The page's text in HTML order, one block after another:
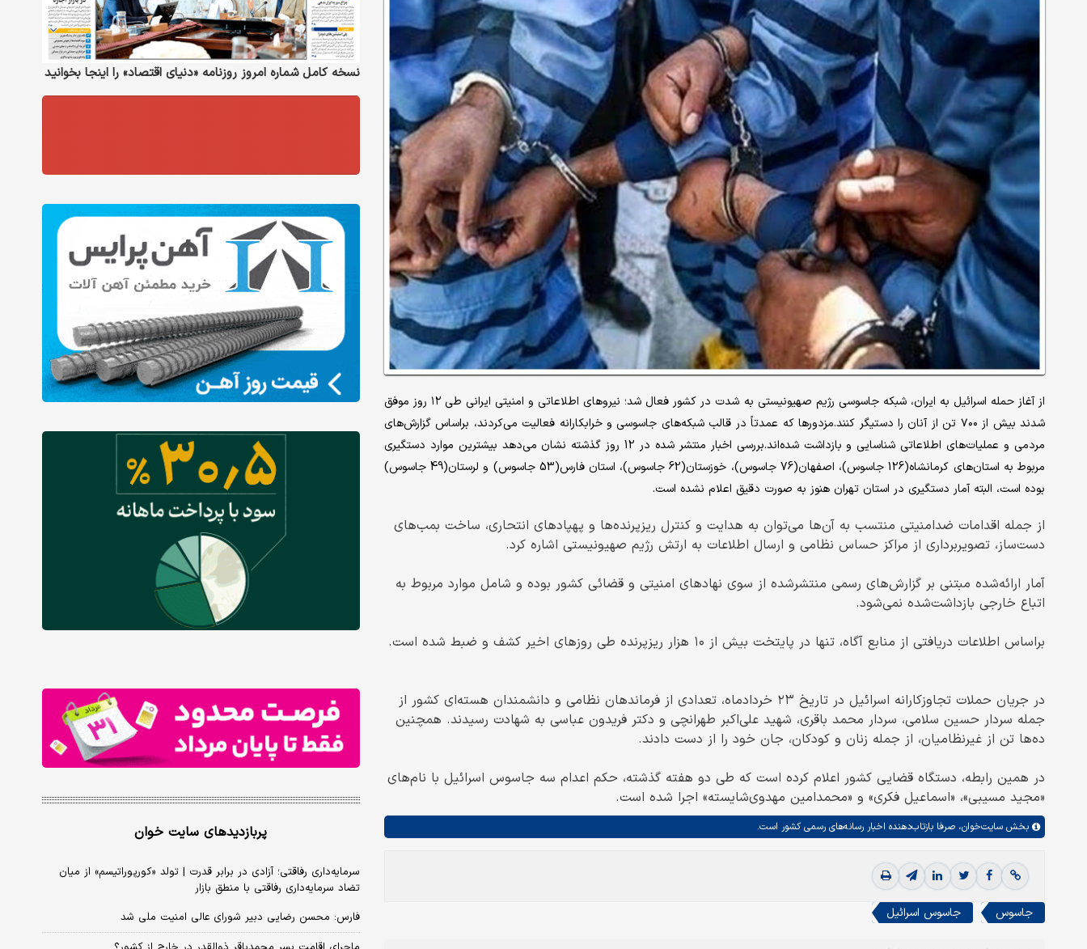
از آغاز حمله اسرائیل به ایران، شبکه جاسوسی رژیم صهیونیستی به شدت در کشور فعال شد؛ نیروهای اطلاعاتی و امنیتی ایرانی طی ۱۲ روز موفق
شدند بیش از ۷۰۰ تن از آنان را دستیگر کنند.مزدورها که عمدتاً در قالب شبکه‌های جاسوسی و خرابکارانه فعالیت می‌کردند، براساس گزارش‌های
مردمی و عملیات‌های اطلاعاتی شناسایی و بازداشت شده‌اند.بررسی اخبار منتشر شده در 12 روز گذشته نشان می‌دهد بیشترین موارد دستگیری
مربوط به استان‌های کرمانشاه(126 جاسوس)، اصفهان(76 جاسوس)، خوزستان(62 جاسوس)، استان فارس(53 جاسوس) و لرستان(49 جاسوس)
بوده است، البته آمار دستگیری در استان تهران هنوز به صورت دقیق اعلام نشده است.
از جمله اقدامات ضدامنیتی منتسب به آن‌ها می‌توان به هدایت و کنترل ریزپرنده‌ها و پهپادهای انتحاری، ساخت بمب‌های
دست‌ساز، تصویربرداری از مراکز حساس نظامی و ارسال اطلاعات به ارتش رژیم صهیونیستی اشاره کرد.
آمار ارائه‌شده مبتنی بر گزارش‌های رسمی منتشرشده از سوی نهادهای امنیتی و قضائی کشور بوده و شامل موارد مربوط به
اتباع خارجی بازداشت‌شده نمی‌شود.
براساس اطلاعات دریافتی از منابع آگاه، تنها در پایتخت بیش از ۱۰ هزار ریزپرنده طی روزهای اخیر کشف و ضبط شده است.
در جریان حملات تجاوزکارانه اسرائیل در تاریخ ۲۳ خردادماه، تعدادی از فرماندهان نظامی و دانشمندان هسته‌ای کشور از
جمله سردار حسین سلامی، سردار محمد باقری، شهید علی‌اکبر طهرانچی و دکتر فریدون عباسی به شهادت رسیدند. همچنین
ده‌ها تن از غیرنظامیان، از جمله زنان و کودکان، جان خود را از دست دادند.
در همین رابطه، دستگاه قضایی کشور اعلام کرده است که طی دو هفته گذشته، حکم اعدام سه جاسوس اسرائیل با نام‌های
«مجید مسیبی»، «اسماعیل فکری» و «محمدامین مهدوی‌شایسته» اجرا شده است.
بخش سایت‌خوان، صرفا بازتاب‌دهنده اخبار رسانه‌های رسمی کشور است.
جاسوس جاسوس اسرائیل
نسخه کامل شماره امروز روزنامه «دنیای‌ اقتصاد» را اینجا بخوانید
پربازدیدهای سایت خوان
سرمایه‌داری رفاقتی؛ آزادی در برابر قدرت | تولد «کورپوراتیسم» از میان
تضاد سرمایه‌داری رفاقتی با منطق بازار
فارس: محسن رضایی دبیر شورای عالی امنیت ملی شد